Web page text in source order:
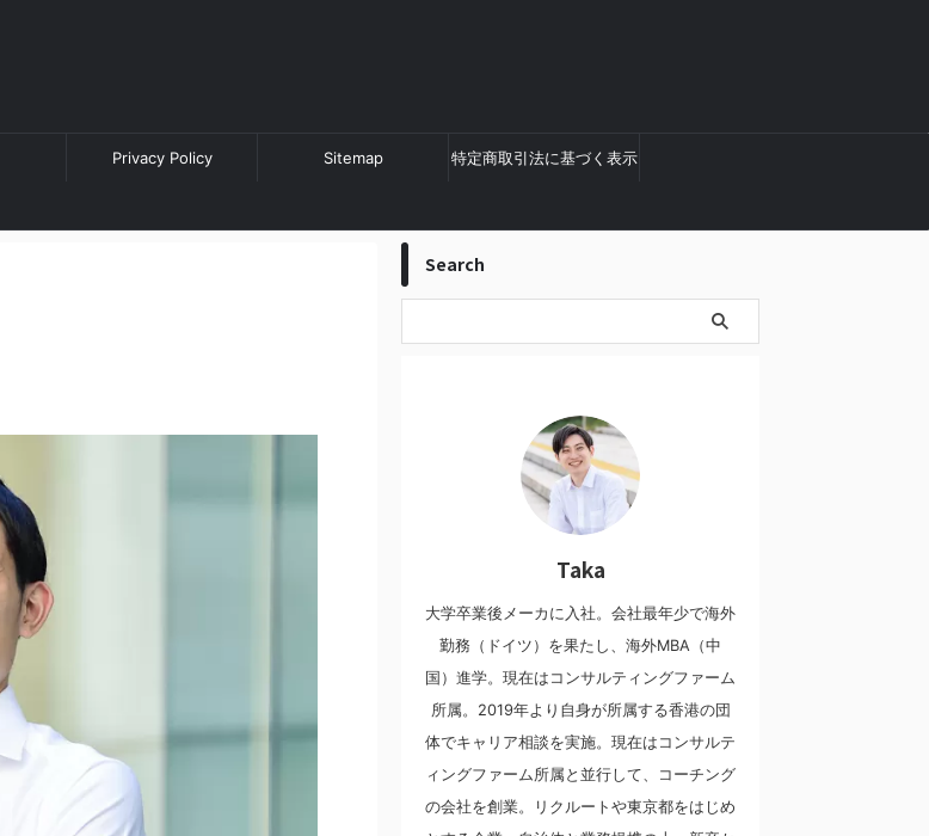
Privacy Policy Sitemap 特定商取引法に基づく表示
Search
Taka
大学卒業後メーカに入社。会社最年少で海外
勤務（ドイツ）を果たし、海外MBA（中
国）進学。現在はコンサルティングファーム
所属。2019年より自身が所属する香港の団
体でキャリア相談を実施。現在はコンサルテ
ィングファーム所属と並行して、コーチング
の会社を創業。リクルートや東京都をはじめ